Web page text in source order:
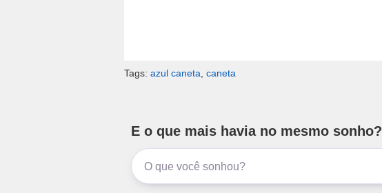
Tags: azul caneta caneta
E o que mais havia no mesmo sonho?